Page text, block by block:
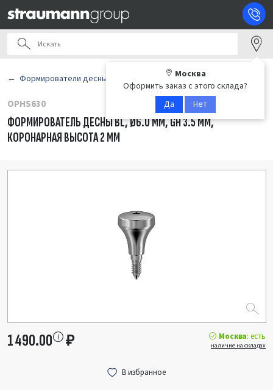
Москва
Оформить заказ с этого склада?
Да
Нет
Формирователи десны
OPHS630
ФОРМИРОВАТЕЛЬ ДЕСНЫ BL, Ø6.0 ММ, GH 3.5 ММ,
КОРОНАРНАЯ ВЫСОТА 2 ММ
1 490.00 ₽ Москва: есть
наличие на складах